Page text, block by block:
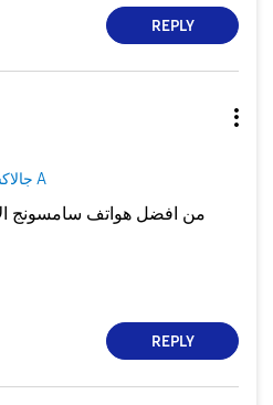
REPLY
جالاكسى A
من افضل هواتف سامسونج
REPLY